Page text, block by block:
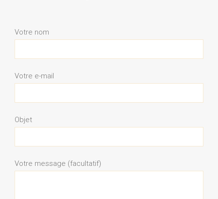
Votre nom
Votre e-mail
Objet
Votre message (facultatif)